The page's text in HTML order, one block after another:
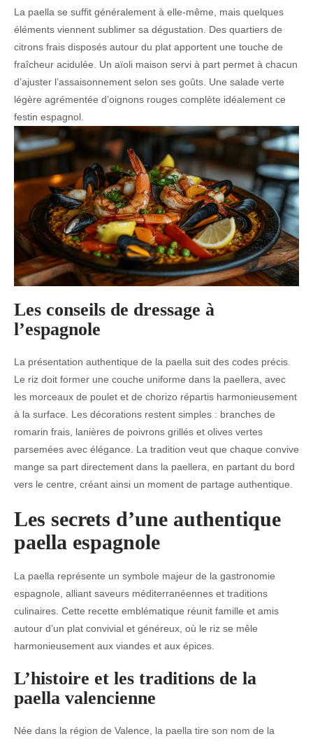
La paella se suffit généralement à elle-même, mais quelques
éléments viennent sublimer sa dégustation. Des quartiers de
citrons frais disposés autour du plat apportent une touche de
fraîcheur acidulée. Un aïoli maison servi à part permet à chacun
d’ajuster l’assaisonnement selon ses goûts. Une salade verte
légère agrémentée d’oignons rouges complète idéalement ce
festin espagnol.
Les conseils de dressage à
l’espagnole
La présentation authentique de la paella suit des codes précis.
Le riz doit former une couche uniforme dans la paellera, avec
les morceaux de poulet et de chorizo répartis harmonieusement
à la surface. Les décorations restent simples : branches de
romarin frais, lanières de poivrons grillés et olives vertes
parsemées avec élégance. La tradition veut que chaque convive
mange sa part directement dans la paellera, en partant du bord
vers le centre, créant ainsi un moment de partage authentique.
Les secrets d’une authentique
paella espagnole
La paella représente un symbole majeur de la gastronomie
espagnole, alliant saveurs méditerranéennes et traditions
culinaires. Cette recette emblématique réunit famille et amis
autour d’un plat convivial et généreux, où le riz se mêle
harmonieusement aux viandes et aux épices.
L’histoire et les traditions de la
paella valencienne
Née dans la région de Valence, la paella tire son nom de la